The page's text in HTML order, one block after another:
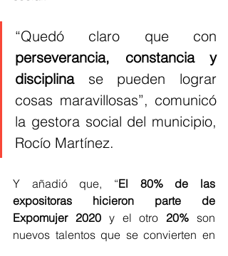
perseverancia, constancia y
disciplina se pueden lograr
cosas maravillosas”, comunicó
la gestora social del municipio,
Rocío Martínez.
Y añadió que, “El 80% de las
expositoras hicieron parte de
Expomujer 2020 y el otro 20% son
nuevos talentos que se convierten en